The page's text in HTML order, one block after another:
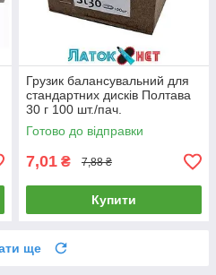
Грузик балансувальний для
стандартних дисків Полтава
30 г 100 шт./пач.
Готово до відправки
7,01 ₴ 7,88 ₴
Купити
ще